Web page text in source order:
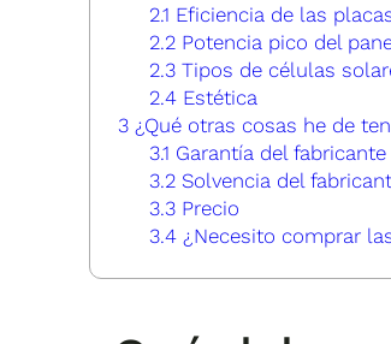
2.1 Eficiencia de las
2.2Potencia pico del
2.3Tipos de células
2.4Estética
3 ¿Qué otras cosas he de
3.1 Garantía del fabricante
3.2Solvencia del
3.3Precio
3.4¿Necesito comprar